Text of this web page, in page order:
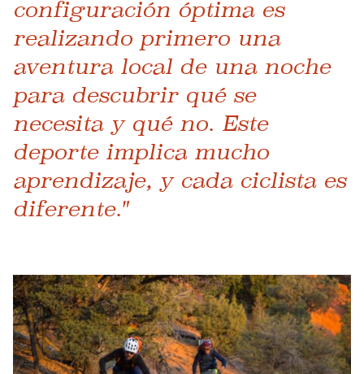
configuración óptima es
realizando primero una
aventura local de una noche
para descubrir qué se
necesita y qué no. Este
deporte implica mucho
aprendizaje, y cada ciclista es
diferente."